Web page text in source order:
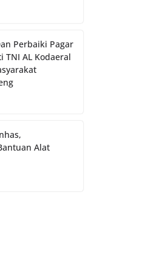
Perbaiki Pagar
TNI AL Kodaeral
Alat